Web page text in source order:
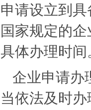
申请设立到
国家规定的
具体办理时间
企业申请办
当依法及时